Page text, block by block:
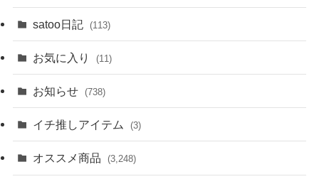
satoo日記 (113)
お気に入り (11)
お知らせ (738)
イチ推しアイテム (3)
オススメ商品 (3,248)